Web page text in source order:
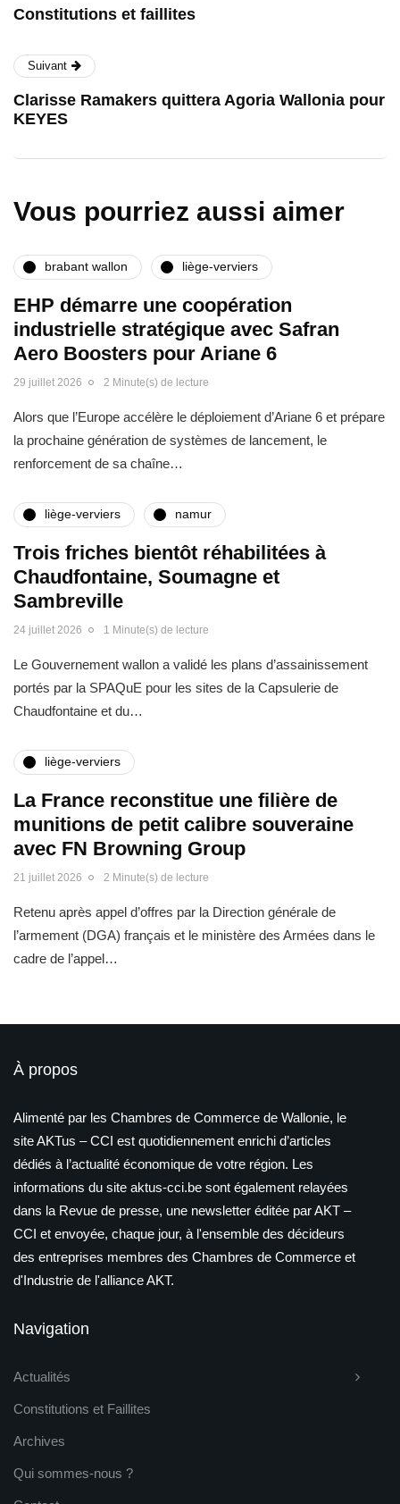
Constitutions et faillites
Suivant
Clarisse Ramakers quittera Agoria Wallonia pour
KEYES
Vous pourriez aussi aimer
brabant wallon liège-verviers
EHP démarre une coopération
industrielle stratégique avec Safran
Aero Boosters pour Ariane 6
29 juillet 2026 2 Minute(s) de lecture
Alors que l’Europe accélère le déploiement d’Ariane 6 et prépare
la prochaine génération de systèmes de lancement, le
renforcement de sa chaîne…
liège-verviers namur
Trois friches bientôt réhabilitées à
Chaudfontaine, Soumagne et
Sambreville
24 juillet 2026 1 Minute(s) de lecture
Le Gouvernement wallon a validé les plans d’assainissement
portés par la SPAQuE pour les sites de la Capsulerie de
Chaudfontaine et du…
liège-verviers
La France reconstitue une filière de
munitions de petit calibre souveraine
avec FN Browning Group
21 juillet 2026 2 Minute(s) de lecture
Retenu après appel d’offres par la Direction générale de
l’armement (DGA) français et le ministère des Armées dans le
cadre de l’appel…
À propos
Alimenté par les Chambres de Commerce de Wallonie, le
site AKTus – CCI est quotidiennement enrichi d’articles
dédiés à l’actualité économique de votre région. Les
informations du site aktus-cci.be sont également relayées
dans la Revue de presse, une newsletter éditée par AKT –
CCI et envoyée, chaque jour, à l'ensemble des décideurs
des entreprises membres des Chambres de Commerce et
d'Industrie de l'alliance AKT.
Navigation
Actualités
Constitutions et Faillites
Archives
Qui sommes-nous ?